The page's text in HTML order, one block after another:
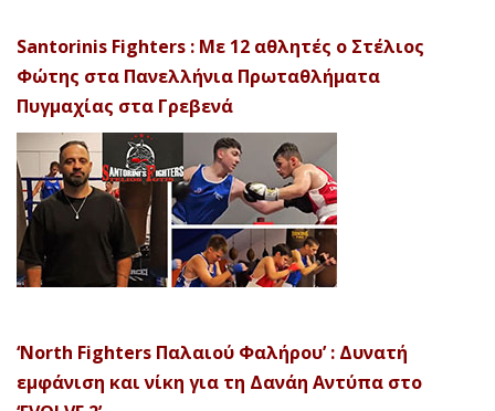
Santorinis Fighters : Με 12 αθλητές ο Στέλιος
Φώτης στα Πανελλήνια Πρωταθλήματα
Πυγμαχίας στα Γρεβενά
‘North Fighters Παλαιού Φαλήρου’ : Δυνατή
εμφάνιση και νίκη για τη Δανάη Αντύπα στο